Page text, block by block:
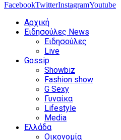
FacebookTwitterInstagramYoutube
Αρχική
Ειδησούλες News
Ειδησούλες
Live
Gossip
Showbiz
Fashion show
G Sexy
Γυναίκα
Lifestyle
Media
Ελλάδα
Οικονομία